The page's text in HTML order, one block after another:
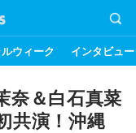
ウィーク インタビュー
奈＆白石真菜
共演！沖縄